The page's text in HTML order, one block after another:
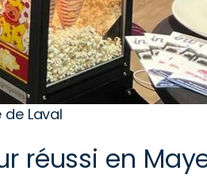
Laval
réussi en